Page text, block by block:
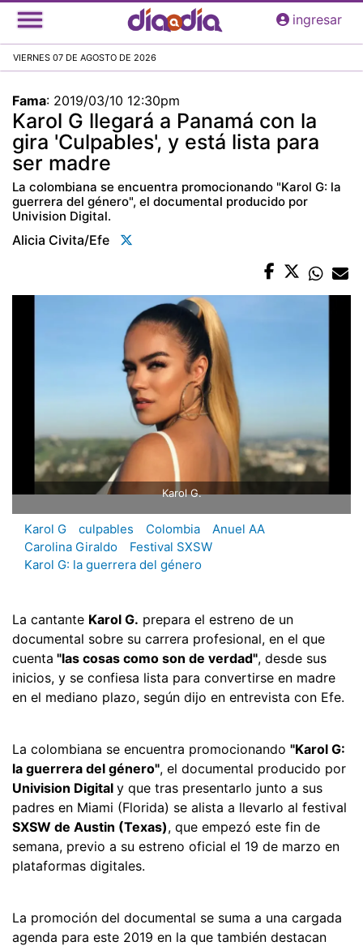
Pasar
al
principal
ingresar
VIERNES 07 DE AGOSTO DE 2026
Fama: 2019/03/10 12:30pm
Karol G llegará a Panamá con la
gira 'Culpables', y está lista para
ser madre
La colombiana se encuentra promocionando "Karol G: la
guerrera del género", el documental producido por
Univision Digital.
Alicia Civita/efe
Karol G.
Karol G culpables Colombia
Anuel AA
Carolina Giraldo
Festival SXSW
Karol G: la guerrera del género
La cantante Karol G. prepara el estreno de un
documental sobre su carrera profesional, en el que
cuenta "las cosas como son de verdad", desde sus
inicios, y se confiesa lista para convertirse en madre
en el mediano plazo, según dijo en entrevista con Efe.
La colombiana se encuentra promocionando "Karol G:
la guerrera del género", el documental producido por
Univision Digital y que tras presentarlo junto a sus
padres en Miami (Florida) se alista a llevarlo al festival
SXSW de Austin (Texas), que empezó este fin de
semana, previo a su estreno oficial el 19 de marzo en
plataformas digitales.
La promoción del documental se suma a una cargada
agenda para este 2019 en la que también destacan